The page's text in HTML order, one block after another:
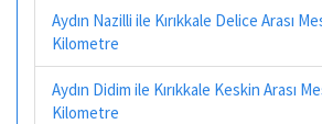
Aydın Nazilli ile Kırıkkale Delice Arası
Kilometre
Aydın Didim ile Kırıkkale Keskin Arası
Kilometre